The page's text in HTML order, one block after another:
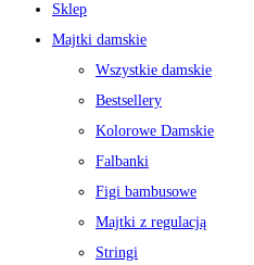
Sklep
Majtki damskie
Wszystkie damskie
Bestsellery
Kolorowe Damskie
Falbanki
Figi bambusowe
Majtki z regulacją
Stringi